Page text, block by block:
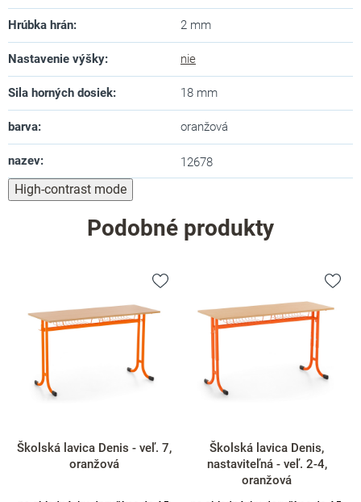
Hrúbka hrán: 2 mm
Nastavenie výšky: nie
Sila horných dosiek: 18 mm
barva: oranžová
nazev: 12678
High-contrast mode
Podobné produkty
Školská lavica Denis - veľ. 7,
oranžová
Školská lavica Denis,
nastaviteľná - veľ. 2-4,
oranžová